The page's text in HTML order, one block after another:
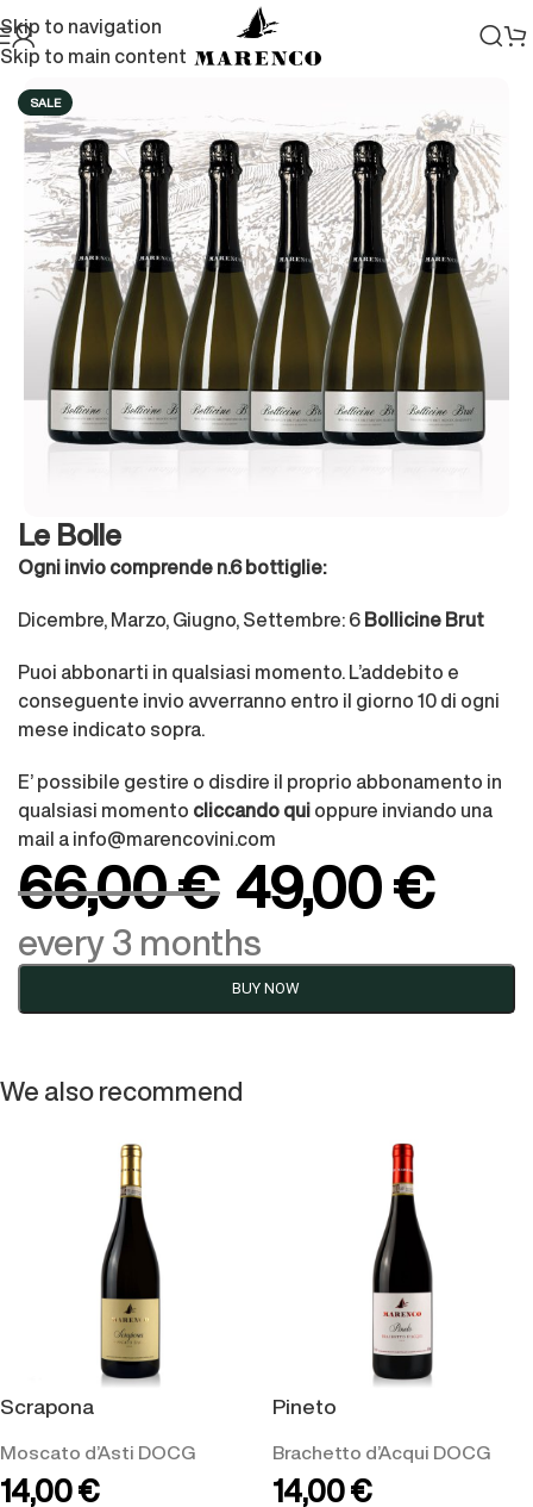
Skip to navigation
Skip to main content
Home/Abbonamenti
SALE
Le Bolle
Ogni invio comprende n.6 bottiglie:
Dicembre, Marzo, Giugno, Settembre: 6 Bollicine Brut
Puoi abbonarti in qualsiasi momento. L’addebito e
conseguente invio avverranno entro il giorno 10 di ogni
mese indicato sopra.
E’ possibile gestire o disdire il proprio abbonamento in
qualsiasi momento cliccando qui oppure inviando una
mail a info@marencovini.com
66,00€ 49,00 €
every 3 months
BUY NOW
We also recommend
Scrapona
Moscato d’Asti DOCG
14,00 €
Pineto
Brachetto d’Acqui DOCG
14,00 €